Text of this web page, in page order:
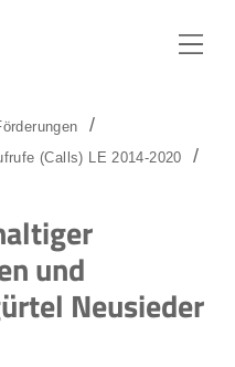
(Calls) LE 2014-2020
und
Neusieder